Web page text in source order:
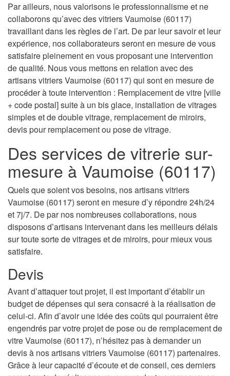
Par ailleurs, nous valorisons le professionnalisme et ne
collaborons qu’avec des vitriers Vaumoise (60117)
travaillant dans les règles de l’art. De par leur savoir et leur
expérience, nos collaborateurs seront en mesure de vous
satisfaire pleinement en vous proposant une intervention
de qualité. Nous vous mettons en relation avec des
artisans vitriers Vaumoise (60117) qui sont en mesure de
procéder à toute intervention : Remplacement de vitre [ville
+ code postal] suite à un bis glace, installation de vitrages
simples et de double vitrage, remplacement de miroirs,
devis pour remplacement ou pose de vitrage.
Des services de vitrerie sur-
mesure à Vaumoise (60117)
Quels que soient vos besoins, nos artisans vitriers
Vaumoise (60117) seront en mesure d’y répondre 24h/24
et 7j/7. De par nos nombreuses collaborations, nous
disposons d’artisans intervenant dans les meilleurs délais
sur toute sorte de vitrages et de miroirs, pour mieux vous
satisfaire.
Devis
Avant d’attaquer tout projet, il est important d’établir un
budget de dépenses qui sera consacré à la réalisation de
celui-ci. Afin d’avoir une idée des coûts qui pourraient être
engendrés par votre projet de pose ou de remplacement de
vitre Vaumoise (60117), n’hésitez pas à demander un
devis à nos artisans vitriers Vaumoise (60117) partenaires.
Grâce à leur capacité d’écoute et de conseil, ces derniers